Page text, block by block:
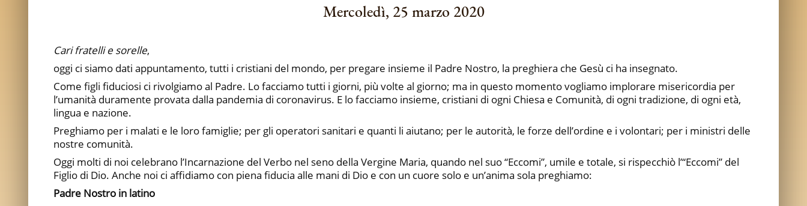
Mercoledì, 25 marzo 2020
Cari fratelli e sorelle,
oggi ci siamo dati appuntamento, tutti i cristiani del mondo, per pregare insieme il Padre Nostro, la preghiera che Gesù ci ha insegnato.
Come figli fiduciosi ci rivolgiamo al Padre. Lo facciamo tutti i giorni, più volte al giorno; ma in questo momento vogliamo implorare misericordia per
l’umanità duramente provata dalla pandemia di coronavirus. E lo facciamo insieme, cristiani di ogni Chiesa e Comunità, di ogni tradizione, di ogni età,
lingua e nazione.
Preghiamo per i malati e le loro famiglie; per gli operatori sanitari e quanti li aiutano; per le autorità, le forze dell’ordine e i volontari; per i ministri delle
nostre comunità.
Oggi molti di noi celebrano l’Incarnazione del Verbo nel seno della Vergine Maria, quando nel suo “Eccomi”, umile e totale, si rispecchiò l’“Eccomi” del
Figlio di Dio. Anche noi ci affidiamo con piena fiducia alle mani di Dio e con un cuore solo e un’anima sola preghiamo:
Padre Nostro in latino